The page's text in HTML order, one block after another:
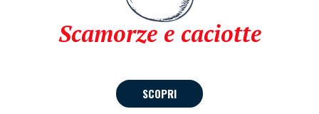
Scamorze e caciotte
SCOPRI